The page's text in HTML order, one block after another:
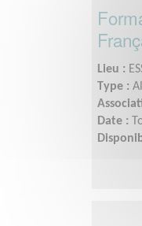
Lieu :
Type :
Date :